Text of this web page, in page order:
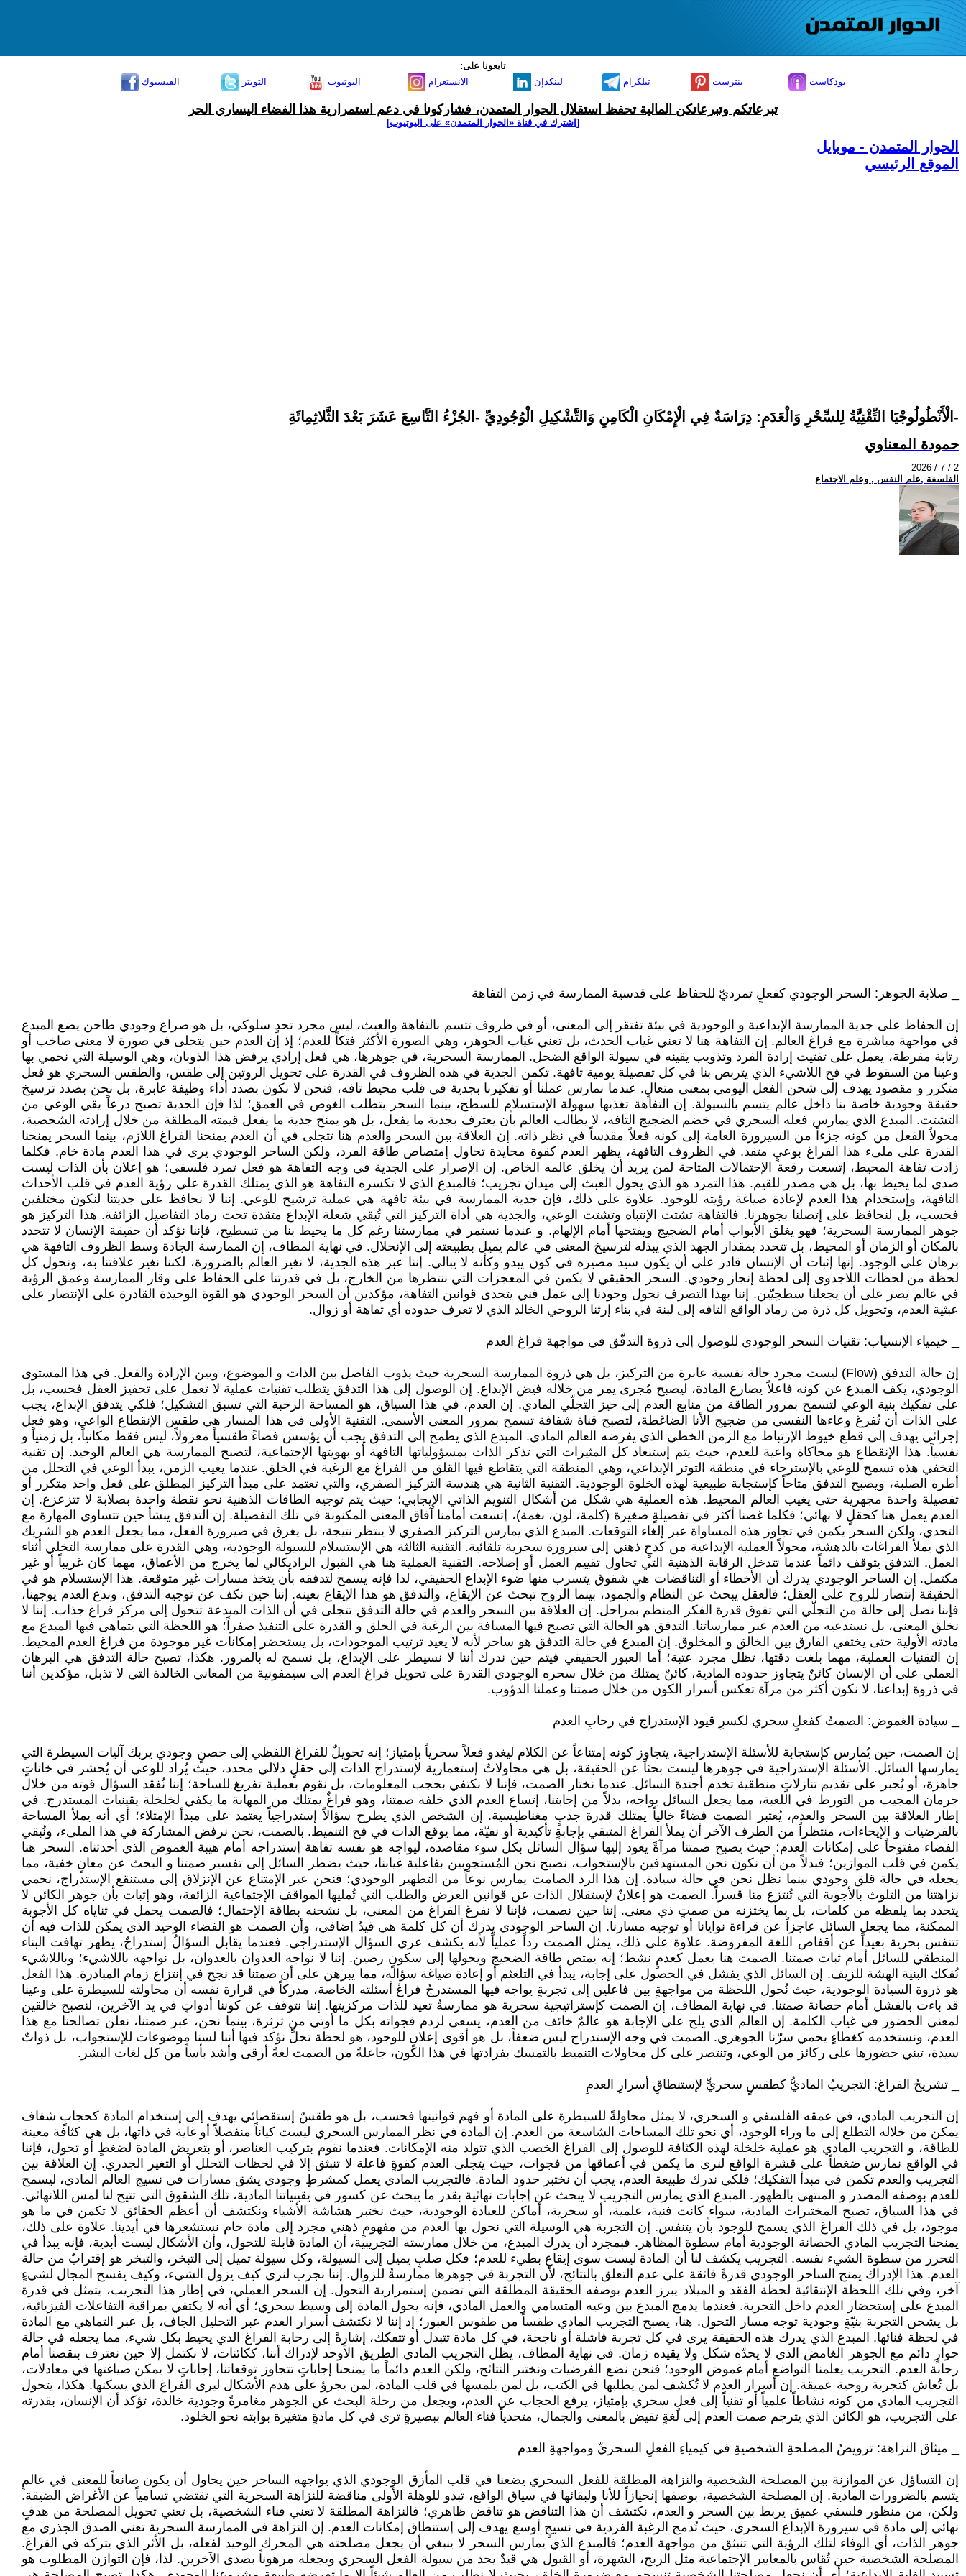
تابعونا على:
الفيسبوك
التويتر اليوتيوب الانستغرام لينكدإن تيلكرام بنترست بودكاست
تبرعاتكم وتبرعاتكن المالية تحفظ استقلال الحوار المتمدن، فشاركونا في دعم استمرارية هذا الفضاء اليساري الحر
[اشترك في قناة ‫«الحوار المتمدن» على اليوتيوب]
الحوار المتمدن - موبايل
الموقع الرئيسي
الْأَنْطُولُوجْيَا التِّقْنِيَّةُ لِلسِّحْرِ وَالْعَدَمِ: دِرَاسَةٌ فِي الْإِمْكَانِ الْكَامِنِ وَالتَّشْكِيلِ الْوُجُودِيِّ -الجُزْءُ التَّاسِعَ عَشَرَ بَعْدَ الثَّلاثِمِائَةِ-
حمودة المعناوي
2026 / 7 / 2
الفلسفة ,علم النفس , وعلم الاجتماع
_ صلابة الجوهر: السحر الوجودي كفعلٍ تمرديّ للحفاظ على قدسية الممارسة في زمن التفاهة
إن الحفاظ على جدية الممارسة الإبداعية و الوجودية في بيئة تفتقر إلى المعنى، أو في ظروف تتسم بالتفاهة والعبث، ليس مجرد تحدٍ سلوكي، بل هو صراع وجودي طاحن يضع المبدع
في مواجهة مباشرة مع فراغ العالم. إن التفاهة هنا لا تعني غياب الحدث، بل تعني غياب الجوهر، وهي الصورة الأكثر فتكاً للعدم؛ إذ إن العدم حين يتجلى في صورة لا معنى صاخب أو
رتابة مفرطة، يعمل على تفتيت إرادة الفرد وتذويب يقينه في سيولة الواقع الضحل. الممارسة السحرية، في جوهرها، هي فعل إرادي يرفض هذا الذوبان، وهي الوسيلة التي نحمي بها
وعينا من السقوط في فخ اللاشيء الذي يتربص بنا في كل تفصيلة يومية تافهة. تكمن الجدية في هذه الظروف في القدرة على تحويل الروتين إلى طقس، والطقس السحري هو فعل
متكرر و مقصود يهدف إلى شحن الفعل اليومي بمعنى متعالٍ. عندما نمارس عملنا أو تفكيرنا بجدية في قلب محيط تافه، فنحن لا نكون بصدد أداء وظيفة عابرة، بل نحن بصدد ترسيخ
حقيقة وجودية خاصة بنا داخل عالم يتسم بالسيولة. إن التفاهة تغذيها سهولة الإستسلام للسطح، بينما السحر يتطلب الغوص في العمق؛ لذا فإن الجدية تصبح درعاً يقي الوعي من
التشتت. المبدع الذي يمارس فعله السحري في خضم الضجيج التافه، لا يطالب العالم بأن يعترف بجدية ما يفعل، بل هو يمنح جدية ما يفعل قيمته المطلقة من خلال إرادته الشخصية،
محولاً الفعل من كونه جزءاً من السيرورة العامة إلى كونه فعلاً مقدساً في نظر ذاته. إن العلاقة بين السحر والعدم هنا تتجلى في أن العدم يمنحنا الفراغ اللازم، بينما السحر يمنحنا
القدرة على ملىء هذا الفراغ بوعيٍ متقد. في الظروف التافهة، يظهر العدم كقوة محايدة تحاول إمتصاص طاقة الفرد، ولكن الساحر الوجودي يرى في هذا العدم مادة خام. فكلما
زادت تفاهة المحيط، إتسعت رقعة الإحتمالات المتاحة لمن يريد أن يخلق عالمه الخاص. إن الإصرار على الجدية في وجه التفاهة هو فعل تمرد فلسفي؛ هو إعلان بأن الذات ليست
صدى لما يحيط بها، بل هي مصدر للقيم. هذا التمرد هو الذي يحول العبث إلى ميدان تجريب؛ فالمبدع الذي لا تكسره التفاهة هو الذي يمتلك القدرة على رؤية العدم في قلب الأحداث
التافهة، وإستخدام هذا العدم لإعادة صياغة رؤيته للوجود. علاوة على ذلك، فإن جدية الممارسة في بيئة تافهة هي عملية ترشيح للوعي. إننا لا نحافظ على جديتنا لنكون مختلفين
فحسب، بل لنحافظ على إتصلنا بجوهرنا. فالتفاهة تشتت الإنتباه وتشتت الوعي، والجدية هي أداة التركيز التي تُبقي شعلة الإبداع متقدة تحت رماد التفاصيل الزائفة. هذا التركيز هو
جوهر الممارسة السحرية؛ فهو يغلق الأبواب أمام الضجيج ويفتحها أمام الإلهام. و عندما نستمر في ممارستنا رغم كل ما يحيط بنا من تسطيح، فإننا نؤكد أن حقيقة الإنسان لا تتحدد
بالمكان أو الزمان أو المحيط، بل تتحدد بمقدار الجهد الذي يبذله لترسيخ المعنى في عالم يميل بطبيعته إلى الإنحلال. في نهاية المطاف، إن الممارسة الجادة وسط الظروف التافهة هي
برهان على الوجود. إنها إثبات أن الإنسان قادر على أن يكون سيد مصيره في كون يبدو وكأنه لا يبالي. إننا عبر هذه الجدية، لا نغير العالم بالضرورة، لكننا نغير علاقتنا به، ونحول كل
لحظة من لحظات اللاجدوى إلى لحظة إنجاز وجودي. السحر الحقيقي لا يكمن في المعجزات التي ننتظرها من الخارج، بل في قدرتنا على الحفاظ على وقار الممارسة وعمق الرؤية
في عالم يصر على أن يجعلنا سطحِيّين. إننا بهذا التصرف نحول وجودنا إلى عمل فني يتحدى قوانين التفاهة، مؤكدين أن السحر الوجودي هو القوة الوحيدة القادرة على الإنتصار على
عبثية العدم، وتحويل كل ذرة من رماد الواقع التافه إلى لبنة في بناء إرثنا الروحي الخالد الذي لا تعرف حدوده أي تفاهة أو زوال.
_ خيمياء الإنسياب: تقنيات السحر الوجودي للوصول إلى ذروة التدفّق في مواجهة فراغ العدم
إن حالة التدفق (Flow) ليست مجرد حالة نفسية عابرة من التركيز، بل هي ذروة الممارسة السحرية حيث يذوب الفاصل بين الذات و الموضوع، وبين الإرادة والفعل. في هذا المستوى
الوجودي، يكف المبدع عن كونه فاعلاً يصارع المادة، ليصبح مُجرى يمر من خلاله فيض الإبداع. إن الوصول إلى هذا التدفق يتطلب تقنيات عملية لا تعمل على تحفيز العقل فحسب، بل
على تفكيك بنية الوعي لتسمح بمرور الطاقة من منابع العدم إلى حيز التجلّي المادي. إن العدم، في هذا السياق، هو المساحة الرحبة التي تسبق التشكيل؛ فلكي يتدفق الإبداع، يجب
على الذات أن تُفرغ وعاءها النفسي من ضجيج الأنا الضاغطة، لتصبح قناة شفافة تسمح بمرور المعنى الأسمى. التقنية الأولى في هذا المسار هي طقس الإنقطاع الواعي، وهو فعل
إجرائي يهدف إلى قطع خيوط الإرتباط مع الزمن الخطي الذي يفرضه العالم المادي. المبدع الذي يطمح إلى التدفق يجب أن يؤسس فضاءً طقسياً معزولاً، ليس فقط مكانياً، بل زمنياً و
نفسياً. هذا الإنقطاع هو محاكاة واعية للعدم، حيث يتم إستبعاد كل المثيرات التي تذكر الذات بمسؤولياتها التافهة أو بهويتها الإجتماعية، لتصبح الممارسة هي العالم الوحيد. إن تقنية
التخفي هذه تسمح للوعي بالإسترخاء في منطقة التوتر الإبداعي، وهي المنطقة التي يتقاطع فيها القلق من الفراغ مع الرغبة في الخلق. عندما يغيب الزمن، يبدأ الوعي في التحلل من
أطره الصلبة، ويصبح التدفق متاحاً كإستجابة طبيعية لهذه الخلوة الوجودية. التقنية الثانية هي هندسة التركيز الصفري، والتي تعتمد على مبدأ التركيز المطلق على فعل واحد متكرر أو
تفصيلة واحدة مجهرية حتى يغيب العالم المحيط. هذه العملية هي شكل من أشكال التنويم الذاتي الإيجابي؛ حيث يتم توجيه الطاقات الذهنية نحو نقطة واحدة بصلابة لا تتزعزع. إن
العدم يعمل هنا كحقلٍ لا نهائي؛ فكلما غصنا أكثر في تفصيلةٍ صغيرة (كلمة، لون، نغمة)، إتسعت أمامنا آفاق المعنى المكنونة في تلك التفصيلة. إن التدفق ينشأ حين تتساوى المهارة مع
التحدي، ولكن السحر يكمن في تجاوز هذه المساواة عبر إلغاء التوقعات. المبدع الذي يمارس التركيز الصفري لا ينتظر نتيجة، بل يغرق في صيرورة الفعل، مما يجعل العدم هو الشريك
الذي يملأ الفراغات بالدهشة، محولاً العملية الإبداعية من كدحٍ ذهني إلى سيرورة سحرية تلقائية. التقنية الثالثة هي الإستسلام للسيولة الوجودية، وهي القدرة على ممارسة التخلي أثناء
العمل. التدفق يتوقف دائماً عندما تتدخل الرقابة الذهنية التي تحاول تقييم العمل أو إصلاحه. التقنية العملية هنا هي القبول الراديكالي لما يخرج من الأعماق، مهما كان غريباً أو غير
مكتمل. إن الساحر الوجودي يدرك أن الأخطاء أو التناقضات هي شقوق يتسرب منها ضوء الإبداع الحقيقي، لذا فإنه يسمح لتدفقه بأن يتخذ مسارات غير متوقعة. هذا الإستسلام هو في
الحقيقة إنتصار للروح على العقل؛ فالعقل يبحث عن النظام والجمود، بينما الروح تبحث عن الإيقاع، والتدفق هو هذا الإيقاع بعينه. إننا حين نكف عن توجيه التدفق، وندع العدم يوجهنا،
فإننا نصل إلى حالة من التجلّي التي تفوق قدرة الفكر المنظم بمراحل. إن العلاقة بين السحر والعدم في حالة التدفق تتجلى في أن الذات المبدعة تتحول إلى مركز فراغ جذاب. إننا لا
نخلق المعنى، بل نستدعيه من العدم عبر ممارساتنا. التدفق هو الحالة التي تصبح فيها المسافة بين الرغبة في الخلق و القدرة على التنفيذ صفراً؛ هو اللحظة التي يتماهى فيها المبدع مع
مادته الأولية حتى يختفي الفارق بين الخالق و المخلوق. إن المبدع في حالة التدفق هو ساحر لأنه لا يعيد ترتيب الموجودات، بل يستحضر إمكانات غير موجودة من فراغ العدم المحيط.
إن التقنيات العملية، مهما بلغت دقتها، تظل مجرد عتبة؛ أما العبور الحقيقي فيتم حين ندرك أننا لا نسيطر على الإبداع، بل نسمح له بالمرور. هكذا، تصبح حالة التدفق هي البرهان
العملي على أن الإنسان كائنٌ يتجاوز حدوده المادية، كائنٌ يمتلك من خلال سحره الوجودي القدرة على تحويل فراغ العدم إلى سيمفونية من المعاني الخالدة التي لا تذبل، مؤكدين أننا
في ذروة إبداعنا، لا نكون أكثر من مرآة تعكس أسرار الكون من خلال صمتنا وعملنا الدؤوب.
_ سيادة الغموض: الصمتُ كفعلٍ سحري لكسرِ قيود الإستدراج في رحابِ العدم
إن الصمت، حين يُمارس كإستجابة للأسئلة الإستدراجية، يتجاوز كونه إمتناعاً عن الكلام ليغدو فعلاً سحرياً بإمتياز؛ إنه تحويلٌ للفراغ اللفظي إلى حصنٍ وجودي يربك آليات السيطرة التي
يمارسها السائل. الأسئلة الإستدراجية في جوهرها ليست بحثاً عن الحقيقة، بل هي محاولاتٌ إستعمارية لإستدراج الذات إلى حقلٍ دلالي محدد، حيث يُراد للوعي أن يُحشر في خاناتٍ
جاهزة، أو يُجبر على تقديم تنازلاتٍ منطقية تخدم أجندة السائل. عندما نختار الصمت، فإننا لا نكتفي بحجب المعلومات، بل نقوم بعملية تفريغ للساحة؛ إننا نُفقد السؤال قوته من خلال
حرمان المجيب من التورط في اللعبة، مما يجعل السائل يواجه، بدلاً من إجابتنا، إتساع العدم الذي خلفه صمتنا، وهو فراغٌ يمتلك من المهابة ما يكفي لخلخلة يقينيات المستدرج. في
إطار العلاقة بين السحر والعدم، يُعتبر الصمت فضاءً خالياً يمتلك قدرة جذبٍ مغناطيسية. إن الشخص الذي يطرح سؤالاً إستدراجياً يعتمد على مبدأ الإمتلاء؛ أي أنه يملأ المساحة
بالفرضيات و الإيحاءات، منتظراً من الطرف الآخر أن يملأ الفراغ المتبقي بإجابةٍ تأكيدية أو نفيّة، مما يوقع الذات في فخ التنميط. بالصمت، نحن نرفض المشاركة في هذا الملىء، ونُبقي
الفضاء مفتوحاً على إمكانات العدم؛ حيث يصبح صمتنا مرآةً يعود إليها سؤال السائل بكل سوء مقاصده، ليواجه هو نفسه تفاهة إستدراجه أمام هيبة الغموض الذي أحدثناه. السحر هنا
يكمن في قلب الموازين؛ فبدلاً من أن نكون نحن المستهدفين بالإستجواب، نصبح نحن المُستجوِبين بفاعلية غيابنا، حيث يضطر السائل إلى تفسير صمتنا و البحث عن معانٍ خفية، مما
يجعله في حالة قلق وجودي بينما نظل نحن في حالة سيادة. إن هذا الرد الصامت يمارس نوعاً من التطهير الوجودي؛ فنحن عبر الإمتناع عن الإنزلاق إلى مستنقع الإستدراج، نحمي
نزاهتنا من التلوث بالأجوبة التي تُنتزع منا قسراً. الصمت هو إعلانٌ لإستقلال الذات عن قوانين العرض والطلب التي تُمليها المواقف الإجتماعية الزائفة، وهو إثبات بأن جوهر الكائن لا
يتحدد بما يلفظه من كلمات، بل بما يختزنه من صمتٍ ذي معنى. إننا حين نصمت، فإننا لا نفرغ الفراغ من المعنى، بل نشحنه بطاقة الإحتمال؛ فالصمت يحمل في ثناياه كل الأجوبة
الممكنة، مما يجعل السائل عاجزاً عن قراءة نوايانا أو توجيه مسارنا. إن الساحر الوجودي يدرك أن كل كلمة هي قيدٌ إضافي، وأن الصمت هو الفضاء الوحيد الذي يمكن للذات فيه أن
تتنفس بحرية بعيداً عن أقفاص اللغة المفروضة. علاوة على ذلك، يمثل الصمت رداً عملياً لأنه يكشف عري السؤال الإستدراجي. فعندما يقابل السؤالُ إستدراجٌ، يظهر تهافت البناء
المنطقي للسائل أمام ثبات صمتنا. الصمت هنا يعمل كعدمٍ نشط؛ إنه يمتص طاقة الضجيج ويحولها إلى سكونٍ رصين. إننا لا نواجه العدوان بالعدوان، بل نواجهه باللاشيء؛ وباللاشيء
نُفكك البنية الهشة للزيف. إن السائل الذي يفشل في الحصول على إجابة، يبدأ في التلعثم أو إعادة صياغة سؤاله، مما يبرهن على أن صمتنا قد نجح في إنتزاع زمام المبادرة. هذا الفعل
هو ذروة السيادة الوجودية، حيث نُحول اللحظة من مواجهةٍ بين فاعلين إلى تجربةٍ يواجه فيها المستدرجُ فراغَ أسئلته الخاصة، مدركاً في قرارة نفسه أن محاولته للسيطرة على وعينا
قد باءت بالفشل أمام حصانة صمتنا. في نهاية المطاف، إن الصمت كإستراتيجية سحرية هو ممارسةٌ تعيد للذات مركزيتها. إننا نتوقف عن كوننا أدواتٍ في يد الآخرين، لنصبح خالقين
لمعنى الحضور في غياب الكلمة. إن العالم الذي يلح على الإجابة هو عالمٌ خائف من العدم، يسعى لردم فجواته بكل ما أوتي من ثرثرة، بينما نحن، عبر صمتنا، نعلن تصالحنا مع هذا
العدم، ونستخدمه كغطاءٍ يحمي سرّنا الجوهري. الصمت في وجه الإستدراج ليس ضعفاً، بل هو أقوى إعلانٍ للوجود، هو لحظة تجلٍّ نؤكد فيها أننا لسنا موضوعات للإستجواب، بل ذواتٌ
سيدة، تبني حضورها على ركائز من الوعي، وتنتصر على كل محاولات التنميط بالتمسك بفرادتها في هذا الكون، جاعلةً من الصمت لغةً أرقى وأشد بأساً من كل لغات البشر.
_ تشريحُ الفراغ: التجريبُ الماديُّ كطقسٍ سحريٍّ لإستنطاقِ أسرارِ العدمِ
إن التجريب المادي، في عمقه الفلسفي و السحري، لا يمثل محاولةً للسيطرة على المادة أو فهم قوانينها فحسب، بل هو طقسٌ إستقصائي يهدف إلى إستخدام المادة كحجابٍ شفاف
يمكن من خلاله التطلع إلى ما وراء الوجود، أي نحو تلك المساحات الشاسعة من العدم. إن المادة في نظر الممارس السحري ليست كياناً منفصلاً أو غاية في ذاتها، بل هي كثافة معينة
للطاقة، و التجريب المادي هو عملية خلخلة لهذه الكثافة للوصول إلى الفراغ الخصب الذي تتولد منه الإمكانات. فعندما نقوم بتركيب العناصر، أو بتعريض المادة لضغطٍ أو تحول، فإننا
في الواقع نمارس ضغطاً على قشرة الواقع لنرى ما يكمن في أعماقها من فجوات، حيث يتجلى العدم كقوةٍ فاعلة لا تنبثق إلا في لحظات التحلل أو التغير الجذري. إن العلاقة بين
التجريب والعدم تكمن في مبدأ التفكيك؛ فلكي ندرك طبيعة العدم، يجب أن نختبر حدود المادة. فالتجريب المادي يعمل كمشرطٍ وجودي يشق مسارات في نسيج العالم المادي، ليسمح
للعدم بوصفه المصدر و المنتهى بالظهور. المبدع الذي يمارس التجريب لا يبحث عن إجابات نهائية بقدر ما يبحث عن كسور في يقينياتنا المادية، تلك الشقوق التي تتيح لنا لمس اللانهائي.
في هذا السياق، تصبح المختبرات المادية، سواء كانت فنية، علمية، أو سحرية، أماكن للعبادة الوجودية، حيث نختبر هشاشة الأشياء ونكتشف أن أعظم الحقائق لا تكمن في ما هو
موجود، بل في ذلك الفراغ الذي يسمح للوجود بأن يتنفس. إن التجربة هي الوسيلة التي نحول بها العدم من مفهومٍ ذهني مجرد إلى مادة خام نستشعرها في أيدينا. علاوة على ذلك،
يمنحنا التجريب المادي الحصانة الوجودية أمام سطوة المظاهر. فبمجرد أن يدرك المبدع، من خلال ممارسته التجريبية، أن المادة قابلة للتحول، وأن الأشكال ليست أبدية، فإنه يبدأ في
التحرر من سطوة الشيء نفسه. التجريب يكشف لنا أن المادة ليست سوى إيقاعٍ بطيء للعدم؛ فكل صلبٍ يميل إلى السيولة، وكل سيولة تميل إلى التبخر، والتبخر هو إقترابٌ من حالة
العدم. هذا الإدراك يمنح الساحر الوجودي قدرةً فائقة على عدم التعلق بالنتائج، لأن التجربة في جوهرها ممارسةٌ للزوال. إننا نجرب لنرى كيف يزول الشيء، وكيف يفسح المجال لشيءٍ
آخر، وفي تلك اللحظة الإنتقائية لحظة الفقد و الميلاد يبرز العدم بوصفه الحقيقة المطلقة التي تضمن إستمرارية التحول. إن السحر العملي، في إطار هذا التجريب، يتمثل في قدرة
المبدع على إستحضار العدم داخل التجربة. فعندما يدمج المبدع بين وعيه المتسامي والعمل المادي، فإنه يحول المادة إلى وسيط سحري؛ أي أنه لا يكتفي بمراقبة التفاعلات الفيزيائية،
بل يشحن التجربة بنيّةٍ وجودية توجه مسار التحول. هنا، يصبح التجريب المادي طقساً من طقوس العبور؛ إذ إننا لا نكتشف أسرار العدم عبر التحليل الجاف، بل عبر التماهي مع المادة
في لحظة فنائها. المبدع الذي يدرك هذه الحقيقة يرى في كل تجربة فاشلة أو ناجحة، في كل مادة تتبدل أو تتفكك، إشارةً إلى رحابة الفراغ الذي يحيط بكل شيء، مما يجعله في حالة
حوارٍ دائم مع الجوهر الغامض الذي لا يحدّه شكل ولا يقيده زمان. في نهاية المطاف، يظل التجريب المادي الطريق الأوحد لإدراك أننا، ككائنات، لا نكتمل إلا حين نعترف بنقصنا أمام
رحابة العدم. التجريب يعلمنا التواضع أمام غموض الوجود؛ فنحن نضع الفرضيات ونختبر النتائج، ولكن العدم دائماً ما يمنحنا إجاباتٍ تتجاوز توقعاتنا، إجاباتٍ لا يمكن صياغتها في معادلات،
بل تُعاش كتجربة روحية عميقة. إن أسرار العدم لا تُكشف لمن يطلبها في الكتب، بل لمن يلمسها في قلب المادة، لمن يجرؤ على هدم الأشكال ليرى الفراغ الذي يسكنها. هكذا، يتحول
التجريب المادي من كونه نشاطاً علمياً أو تقنياً إلى فعلٍ سحري بإمتياز، يرفع الحجاب عن العدم، ويجعل من رحلة البحث عن الجوهر مغامرةً وجودية خالدة، تؤكد أن الإنسان، بقدرته
على التجريب، هو الكائن الذي يترجم صمت العدم إلى لغةٍ تفيض بالمعنى والجمال، متحدياً فناء العالم ببصيرةٍ ترى في كل مادةٍ متغيرة بوابته نحو الخلود.
_ ميثاق النزاهة: ترويضُ المصلحةِ الشخصيةِ في كيمياءِ الفعلِ السحريِّ ومواجهةِ العدم
إن التساؤل عن الموازنة بين المصلحة الشخصية والنزاهة المطلقة للفعل السحري يضعنا في قلب المأزق الوجودي الذي يواجهه الساحر حين يحاول أن يكون صانعاً للمعنى في عالمٍ
يتسم بالضرورات المادية. إن المصلحة الشخصية، بوصفها إنحيازاً للأنا ولبقائها في سياق الواقع، تبدو للوهلة الأولى مناقضة للنزاهة السحرية التي تقتضي تسامياً عن الأغراض الضيقة.
ولكن، من منظور فلسفي عميق يربط بين السحر و العدم، نكتشف أن هذا التناقض هو تناقض ظاهري؛ فالنزاهة المطلقة لا تعني فناء الشخصية، بل تعني تحويل المصلحة من هدفٍ
نهائي إلى مادة في سيرورة الإبداع السحري، حيث تُدمج الرغبة الفردية في نسيجٍ أوسع يهدف إلى إستنطاق إمكانات العدم. إن النزاهة في الممارسة السحرية تعني الصدق الجذري مع
جوهر الذات، أي الوفاء لتلك الرؤية التي تنبثق من مواجهة العدم؛ فالمبدع الذي يمارس السحر لا ينبغي أن يجعل مصلحته هي المحرك الوحيد لفعله، بل الأثر الذي يتركه في الفراغ.
المصلحة الشخصية حين تُقاس بالمعايير الإجتماعية مثل الربح، الشهرة، أو القبول هي قيدٌ يحد من سيولة الفعل السحري ويجعله مرهوناً بصدى الآخرين. لذا، فإن التوازن المطلوب هو